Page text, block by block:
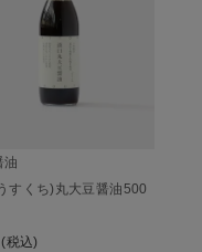
油
すくち)丸大豆醤油500
(税込)